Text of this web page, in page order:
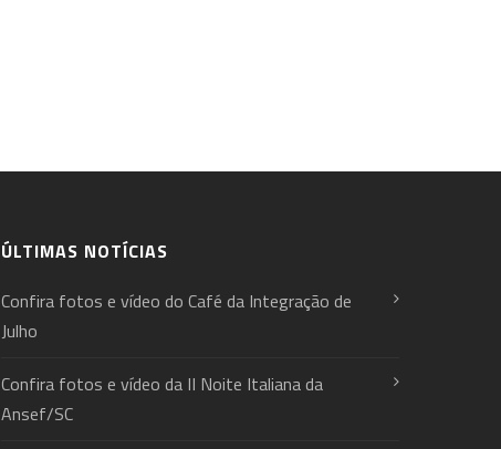
ÚLTIMAS NOTÍCIAS
Confira fotos e vídeo do Café da Integração de
Julho
Confira fotos e vídeo da II Noite Italiana da
Ansef/SC